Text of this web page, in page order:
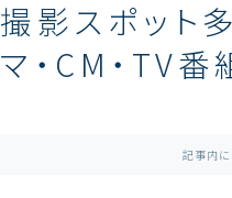
撮影スポット
マ・CM・TV番
記事内